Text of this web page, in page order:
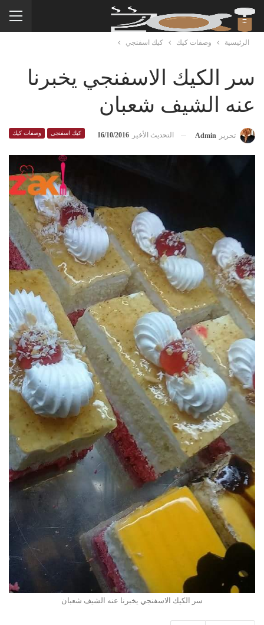
الرئيسية وصفات كيك كيك اسفنجي
سر الكيك الاسفنجي يخبرنا
عنه الشيف شعبان
كيك اسفنجي وصفات كيك تحرير Admin التحديث الأخير 16/10/2016
سر الكيك الاسفنجي يخبرنا عنه الشيف شعبان